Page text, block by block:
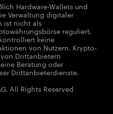
Hardware-Wallets und
Verwaltung digitaler
ist nicht als
reguliert.
keine
von Nutzern. Krypto-
Drittanbietern
Beratung oder
Drittanbieterdienste.